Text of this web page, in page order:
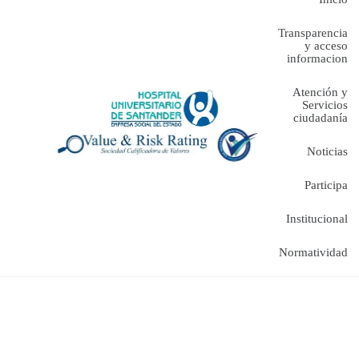
Transparencia
y acceso
informacion
Atención y
Servicios
ciudadanía
Noticias
Participa
Institucional
Normatividad